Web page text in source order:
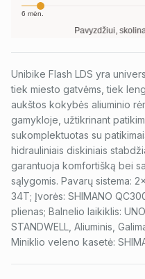
6 mėn.
Pavyzdžiui, skolinantis
Unibike Flash LDS yra
tiek miesto gatvėms, tiek
aukštos kokybės aliuminio
gamykloje, užtikrinant
sukomplektuotas su
hidrauliniais diskiniais
garantuoja komfortišką bei
sąlygomis. Pavarų sistema:
34T; Įvorės: SHIMANO
plienas; Balnelio laikiklis:
STANDWELL, Aliuminis,
Miniklio veleno kasetė: